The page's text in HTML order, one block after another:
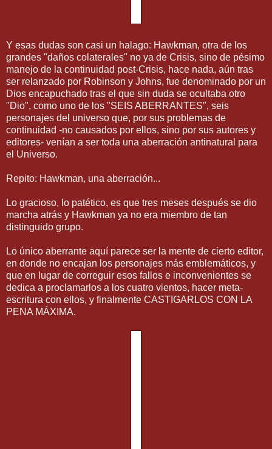
Y esas dudas son casi un halago: Hawkman, otra de los
grandes "daños colaterales" no ya de Crisis, sino de pésimo
manejo de la continuidad post-Crisis, hace nada, aún tras
ser relanzado por Robinson y Johns, fue denominado por un
Dios encapuchado tras el que sin duda se ocultaba otro
"Dio", como uno de los "SEIS ABERRANTES", seis
personajes del universo que, por sus problemas de
continuidad -no causados por ellos, sino por sus autores y
editores- venían a ser toda una aberración antinatural para
el Universo.
Repito: Hawkman, una aberración...
Lo gracioso, lo patético, es que tres meses después se dio
marcha atrás y Hawkman ya no era miembro de tan
distinguido grupo.
Lo único aberrante aquí parece ser la mente de cierto editor,
en donde no encajan los personajes más emblemáticos, y
que en lugar de correguir esos fallos e inconvenientes se
dedica a proclamarlos a los cuatro vientos, hacer meta-
escritura con ellos, y finalmente CASTIGARLOS CON LA
PENA MÁXIMA.